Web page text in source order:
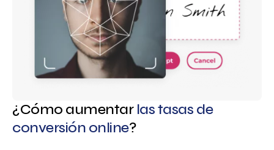
¿Cómo aumentar las tasas de
conversión online?